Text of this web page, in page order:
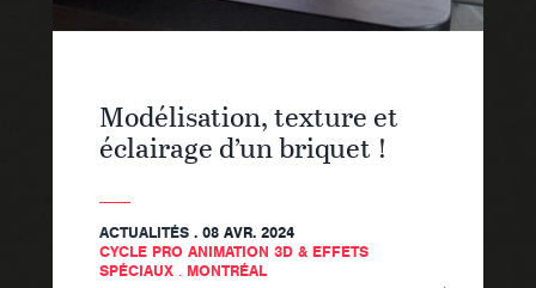
Modélisation, texture et
éclairage d’un briquet !
ACTUALITÉS. 08 AVR. 2024
CYCLE PRO ANIMATION 3D & EFFETS
SPÉCIAUX. MONTRÉAL